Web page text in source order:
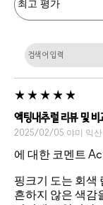
액팅내추럴 리뷰 및 비
2025/02/05 야미 익산
에 대한 코멘트
핑크기 도는 회색
흔하지 않은 색감